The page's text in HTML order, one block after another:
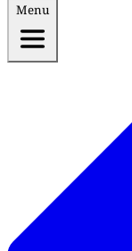
Menu